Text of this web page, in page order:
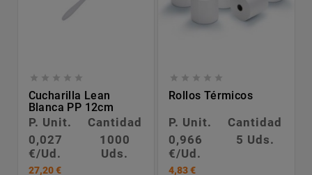
    
Cucharilla Lean
Blanca PP 12cm
P. Unit.
Cantidad
0,027
€/Ud.
1000
Uds.
27,20 €
    
Rollos Térmicos
P. Unit.
Cantidad
0,966
€/Ud.
5 Uds.
4,83 €